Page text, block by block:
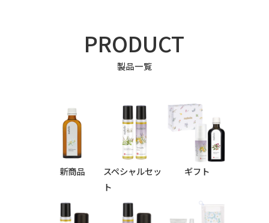
PRODUCT
製品一覧
新商品
スペシャルセッ
ト
ギフト